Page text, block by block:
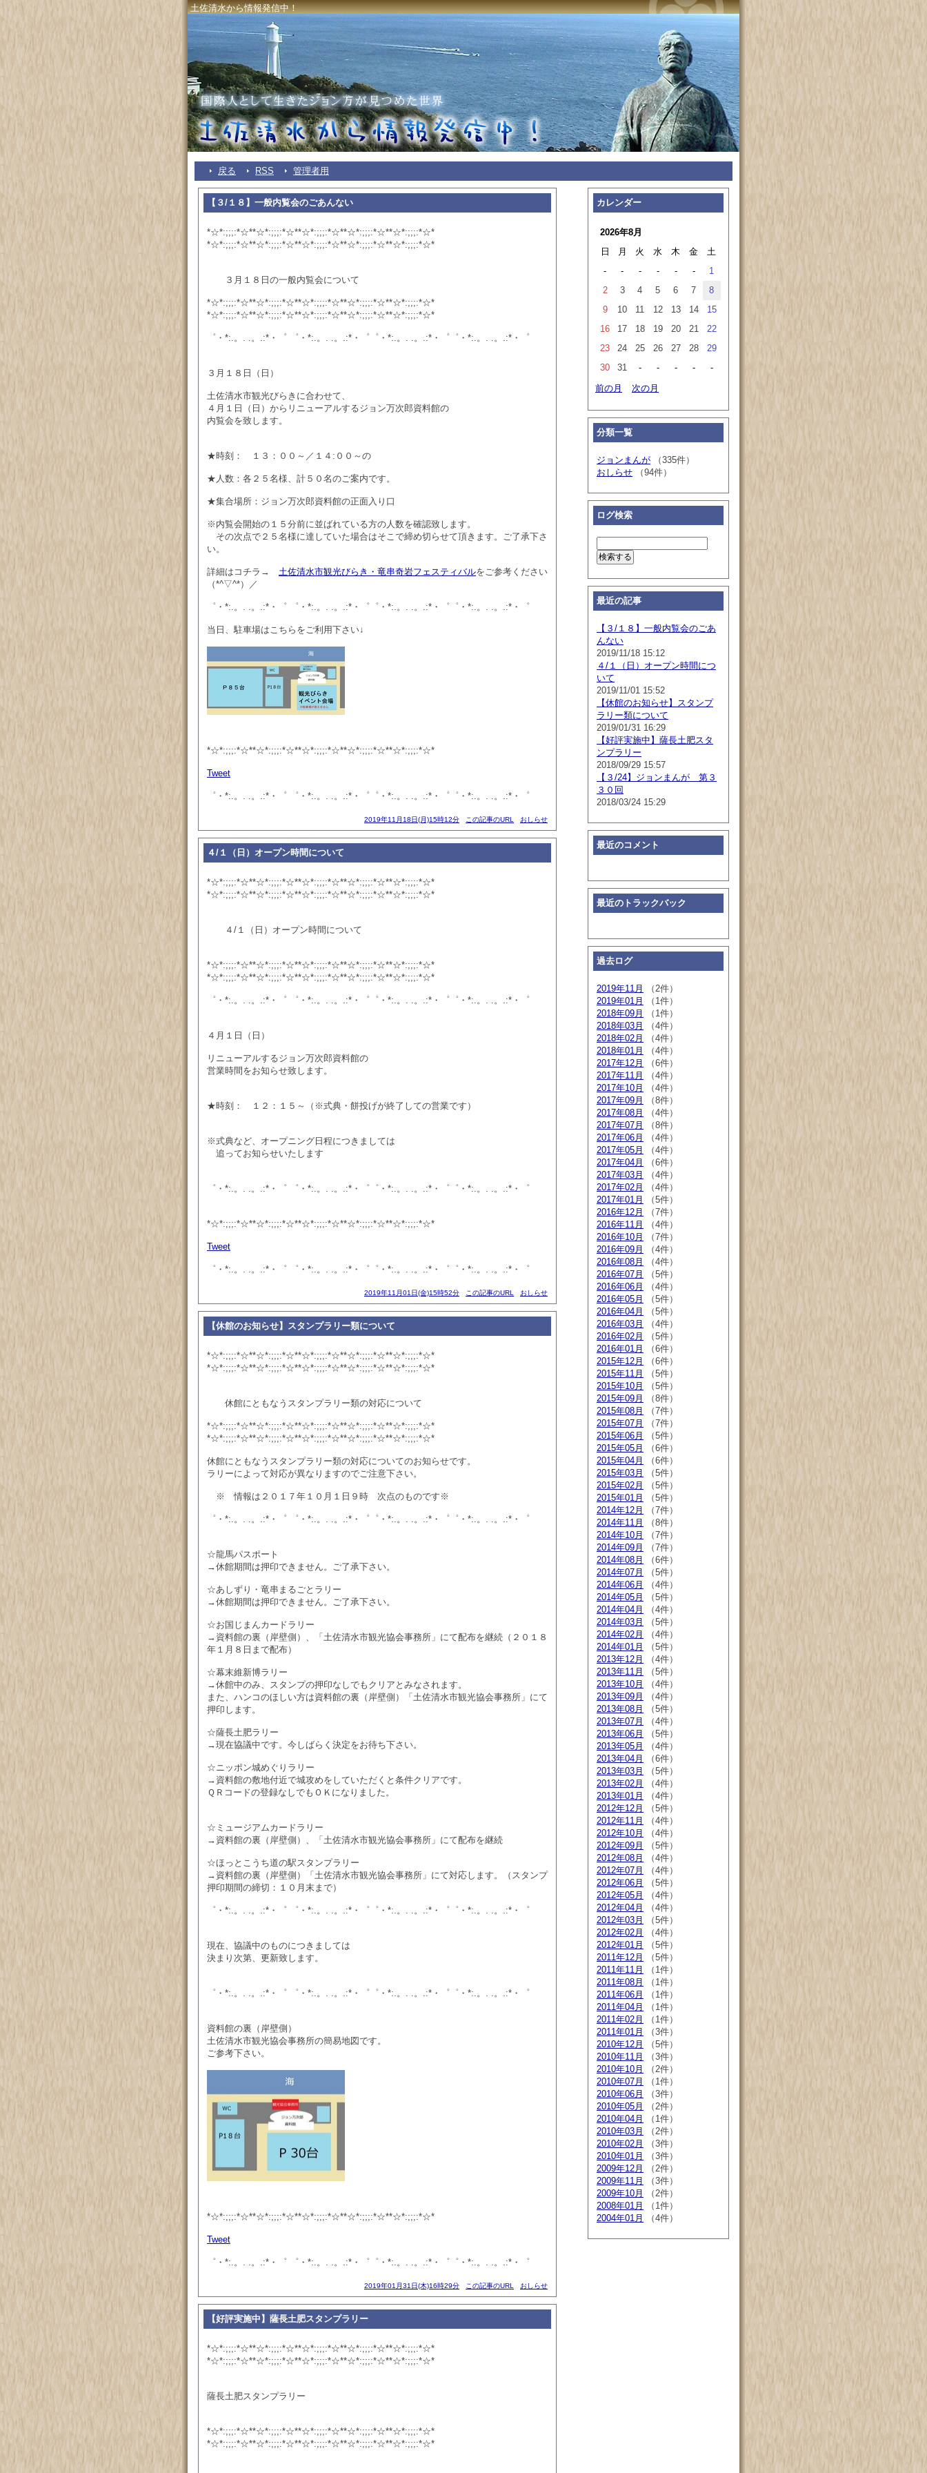
土佐清水から情報発信中！
戻る RSS 管理者用
【３/１８】一般内覧会のごあんない
*☆*:;;;:*☆**☆*:;;;:*☆**☆*:;;;:*☆**☆*:;;;:*☆**☆*:;;;:*☆*
*☆*:;;;:*☆**☆*:;;;:*☆**☆*:;;;:*☆**☆*:;;;:*☆**☆*:;;;:*☆*
３月１８日の一般内覧会について
*☆*:;;;:*☆**☆*:;;;:*☆**☆*:;;;:*☆**☆*:;;;:*☆**☆*:;;;:*☆*
*☆*:;;;:*☆**☆*:;;;:*☆**☆*:;;;:*☆**☆*:;;;:*☆**☆*:;;;:*☆*
゜・*:.。. .。.:*・゜ ゜・*:.。. .。.:*・゜゜・*:.。. .。.:*・゜゜・*:.。. .。.:*・゜
３月１８日（日）
土佐清水市観光びらきに合わせて、
４月１日（日）からリニューアルするジョン万次郎資料館の
内覧会を致します。
★時刻： １３：００～／１４:００～の
★人数：各２５名様、計５０名のご案内です。
★集合場所：ジョン万次郎資料館の正面入り口
※内覧会開始の１５分前に並ばれている方の人数を確認致します。
その次点で２５名様に達していた場合はそこで締め切らせて頂きます。ご了承下さ
い。
詳細はコチラ→ 土佐清水市観光びらき・竜串奇岩フェスティバルをご参考ください
（*^▽^*）／
゜・*:.。. .。.:*・゜ ゜・*:.。. .。.:*・゜゜・*:.。. .。.:*・゜゜・*:.。. .。.:*・゜
当日、駐車場はこちらをご利用下さい↓
*☆*:;;;:*☆**☆*:;;;:*☆**☆*:;;;:*☆**☆*:;;;:*☆**☆*:;;;:*☆*
Tweet
゜・*:.。. .。.:*・゜ ゜・*:.。. .。.:*・゜゜・*:.。. .。.:*・゜゜・*:.。. .。.:*・゜
2019年11月18日(月)15時12分 この記事のURL おしらせ
４/１（日）オープン時間について
*☆*:;;;:*☆**☆*:;;;:*☆**☆*:;;;:*☆**☆*:;;;:*☆**☆*:;;;:*☆*
*☆*:;;;:*☆**☆*:;;;:*☆**☆*:;;;:*☆**☆*:;;;:*☆**☆*:;;;:*☆*
４/１（日）オープン時間について
*☆*:;;;:*☆**☆*:;;;:*☆**☆*:;;;:*☆**☆*:;;;:*☆**☆*:;;;:*☆*
*☆*:;;;:*☆**☆*:;;;:*☆**☆*:;;;:*☆**☆*:;;;:*☆**☆*:;;;:*☆*
゜・*:.。. .。.:*・゜ ゜・*:.。. .。.:*・゜゜・*:.。. .。.:*・゜゜・*:.。. .。.:*・゜
４月１日（日）
リニューアルするジョン万次郎資料館の
営業時間をお知らせ致します。
★時刻： １２：１５～（※式典・餅投げが終了しての営業です）
※式典など、オープニング日程につきましては
追ってお知らせいたします
゜・*:.。. .。.:*・゜ ゜・*:.。. .。.:*・゜゜・*:.。. .。.:*・゜゜・*:.。. .。.:*・゜
*☆*:;;;:*☆**☆*:;;;:*☆**☆*:;;;:*☆**☆*:;;;:*☆**☆*:;;;:*☆*
Tweet
゜・*:.。. .。.:*・゜ ゜・*:.。. .。.:*・゜゜・*:.。. .。.:*・゜゜・*:.。. .。.:*・゜
2019年11月01日(金)15時52分 この記事のURL おしらせ
【休館のお知らせ】スタンプラリー類について
*☆*:;;;:*☆**☆*:;;;:*☆**☆*:;;;:*☆**☆*:;;;:*☆**☆*:;;;:*☆*
*☆*:;;;:*☆**☆*:;;;:*☆**☆*:;;;:*☆**☆*:;;;:*☆**☆*:;;;:*☆*
休館にともなうスタンプラリー類の対応について
*☆*:;;;:*☆**☆*:;;;:*☆**☆*:;;;:*☆**☆*:;;;:*☆**☆*:;;;:*☆*
*☆*:;;;:*☆**☆*:;;;:*☆**☆*:;;;:*☆**☆*:;;;:*☆**☆*:;;;:*☆*
休館にともなうスタンプラリー類の対応についてのお知らせです。
ラリーによって対応が異なりますのでご注意下さい。
※ 情報は２０１７年１０月１日９時 次点のものです※
゜・*:.。. .。.:*・゜ ゜・*:.。. .。.:*・゜゜・*:.。. .。.:*・゜゜・*:.。. .。.:*・゜
☆龍馬パスポート
→休館期間は押印できません。ご了承下さい。
☆あしずり・竜串まるごとラリー
→休館期間は押印できません。ご了承下さい。
☆お国じまんカードラリー
→資料館の裏（岸壁側）、「土佐清水市観光協会事務所」にて配布を継続（２０１８
年１月８日まで配布）
☆幕末維新博ラリー
→休館中のみ、スタンプの押印なしでもクリアとみなされます。
また、ハンコのほしい方は資料館の裏（岸壁側）「土佐清水市観光協会事務所」にて
押印します。
☆薩長土肥ラリー
→現在協議中です。今しばらく決定をお待ち下さい。
☆ニッポン城めぐりラリー
→資料館の敷地付近で城攻めをしていただくと条件クリアです。
ＱＲコードの登録なしでもＯＫになりました。
☆ミュージアムカードラリー
→資料館の裏（岸壁側）、「土佐清水市観光協会事務所」にて配布を継続
☆ほっとこうち道の駅スタンプラリー
→資料館の裏（岸壁側）「土佐清水市観光協会事務所」にて対応します。（スタンプ
押印期間の締切：１０月末まで）
゜・*:.。. .。.:*・゜ ゜・*:.。. .。.:*・゜゜・*:.。. .。.:*・゜゜・*:.。. .。.:*・゜
現在、協議中のものにつきましては
決まり次第、更新致します。
゜・*:.。. .。.:*・゜ ゜・*:.。. .。.:*・゜゜・*:.。. .。.:*・゜゜・*:.。. .。.:*・゜
資料館の裏（岸壁側）
土佐清水市観光協会事務所の簡易地図です。
ご参考下さい。
*☆*:;;;:*☆**☆*:;;;:*☆**☆*:;;;:*☆**☆*:;;;:*☆**☆*:;;;:*☆*
Tweet
゜・*:.。. .。.:*・゜ ゜・*:.。. .。.:*・゜゜・*:.。. .。.:*・゜゜・*:.。. .。.:*・゜
2019年01月31日(木)16時29分 この記事のURL おしらせ
【好評実施中】薩長土肥スタンプラリー
*☆*:;;;:*☆**☆*:;;;:*☆**☆*:;;;:*☆**☆*:;;;:*☆**☆*:;;;:*☆*
*☆*:;;;:*☆**☆*:;;;:*☆**☆*:;;;:*☆**☆*:;;;:*☆**☆*:;;;:*☆*
薩長土肥スタンプラリー
*☆*:;;;:*☆**☆*:;;;:*☆**☆*:;;;:*☆**☆*:;;;:*☆**☆*:;;;:*☆*
*☆*:;;;:*☆**☆*:;;;:*☆**☆*:;;;:*☆**☆*:;;;:*☆**☆*:;;;:*☆*
カレンダー
2026年8月
日
月 火 水 木 金
土
-
- - - - -
1
2
3 4 5 6 7
8
9
10 11 12 13 14
15
16
17 18 19 20 21
22
23
24 25 26 27 28
29
30
31 - - - -
-
前の月
次の月
分類一覧
ジョンまんが （335件）
おしらせ （94件）
ログ検索
最近の記事
【３/１８】一般内覧会のごあ
んない
2019/11/18 15:12
４/１（日）オープン時間につ
いて
2019/11/01 15:52
【休館のお知らせ】スタンプ
ラリー類について
2019/01/31 16:29
【好評実施中】薩長土肥スタ
ンプラリー
2018/09/29 15:57
【３/24】ジョンまんが 第３
３０回
2018/03/24 15:29
最近のコメント
最近のトラックバック
過去ログ
2019年11月
（2件）
2019年01月
（1件）
2018年09月
（1件）
2018年03月
（4件）
2018年02月
（4件）
2018年01月
（4件）
2017年12月
（6件）
2017年11月
（4件）
2017年10月
（4件）
2017年09月
（8件）
2017年08月
（4件）
2017年07月
（8件）
2017年06月
（4件）
2017年05月
（4件）
2017年04月
（6件）
2017年03月
（4件）
2017年02月
（4件）
2017年01月
（5件）
2016年12月
（7件）
2016年11月
（4件）
2016年10月
（7件）
2016年09月
（4件）
2016年08月
（4件）
2016年07月
（5件）
2016年06月
（4件）
2016年05月
（5件）
2016年04月
（5件）
2016年03月
（4件）
2016年02月
（5件）
2016年01月
（6件）
2015年12月
（6件）
2015年11月
（5件）
2015年10月
（5件）
2015年09月
（8件）
2015年08月
（7件）
2015年07月
（7件）
2015年06月
（5件）
2015年05月
（6件）
2015年04月
（6件）
2015年03月
（5件）
2015年02月
（5件）
2015年01月
（5件）
2014年12月
（7件）
2014年11月
（8件）
2014年10月
（7件）
2014年09月
（7件）
2014年08月
（6件）
2014年07月
（5件）
2014年06月
（4件）
2014年05月
（5件）
2014年04月
（4件）
2014年03月
（5件）
2014年02月
（4件）
2014年01月
（5件）
2013年12月
（4件）
2013年11月
（5件）
2013年10月
（4件）
2013年09月
（4件）
2013年08月
（5件）
2013年07月
（4件）
2013年06月
（5件）
2013年05月
（4件）
2013年04月
（6件）
2013年03月
（5件）
2013年02月
（4件）
2013年01月
（4件）
2012年12月
（5件）
2012年11月
（4件）
2012年10月
（4件）
2012年09月
（5件）
2012年08月
（4件）
2012年07月
（4件）
2012年06月
（5件）
2012年05月
（4件）
2012年04月
（4件）
2012年03月
（5件）
2012年02月
（4件）
2012年01月
（5件）
2011年12月
（5件）
2011年11月
（1件）
2011年08月
（1件）
2011年06月
（1件）
2011年04月
（1件）
2011年02月
（1件）
2011年01月
（3件）
2010年12月
（5件）
2010年11月
（3件）
2010年10月
（2件）
2010年07月
（1件）
2010年06月
（3件）
2010年05月
（2件）
2010年04月
（1件）
2010年03月
（2件）
2010年02月
（3件）
2010年01月
（3件）
2009年12月
（2件）
2009年11月
（3件）
2009年10月
（2件）
2008年01月
（1件）
2004年01月
（4件）